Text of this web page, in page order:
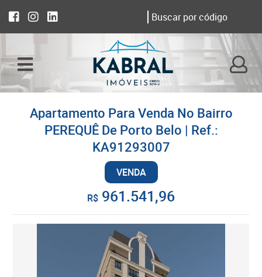
Apartamento Para Venda No Bairro
PEREQUÊ De Porto Belo | Ref.:
KA91293007
VENDA
R$ 961.541,96